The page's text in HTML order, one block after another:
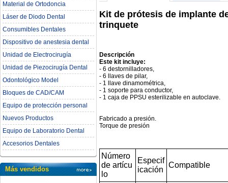
Material de Ortodoncia
Láser de Diodo Dental
Consumibles Dentales
Dispositivo de anestesia dental
Unidad de Electrocirugía
Unidad de Piezocirugía Dental
Odontológico Model
Bloques de CAD/CAM
Equipo de protección personal
Nuevos Productos
Equipo de Laboratorio Dental
Accesorios Dentales
Más vendidos
Kit de prótesis de implante
trinquete
Descripción
Este kit incluye:
- 6 destornilladores,
- 6 llaves de pilar,
- 1 llave dinamométrica,
- 1 soporte para conductor,
- 1 caja de PPSU esterilizable en autoclave.
Fabricado a presión.
Torque de presión
Número
de artícu
lo
Especif
icación
Compatible